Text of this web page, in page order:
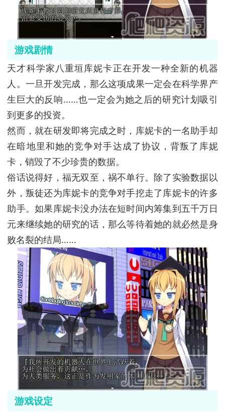
游戏剧情
天才科学家八重垣库妮卡正在开发一种全新的机器
人。一旦开发完成，那么这项成果一定会在科学界产
生巨大的反响……也一定会为她之后的研究计划吸引
到更多的投资。
然而，就在研发即将完成之时，库妮卡的一名助手却
在暗地里和她的竞争对手达成了协议，背叛了库妮
卡，销毁了不少珍贵的数据。
俗话说得好，福无双至，祸不单行。除了实验数据以
外，叛徒还为库妮卡的竞争对手挖走了库妮卡的许多
助手。如果库妮卡没办法在短时间内筹集到五千万日
元来继续她的研究的话，那么等待着她的就必然是身
败名裂的结局……
游戏设定